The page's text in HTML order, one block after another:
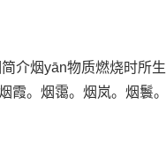
介烟yān物质燃烧时所生
霞。烟霭。烟岚。烟鬟。